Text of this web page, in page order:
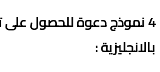
4نموذج دعوةللحصولعلى
بالانجليزية: